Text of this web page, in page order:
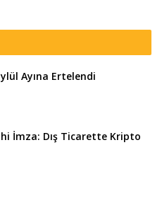
Ayına Ertelendi
İmza: Dış Ticarette Kripto